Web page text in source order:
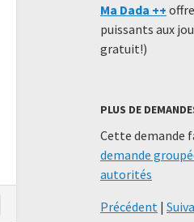
Ma Dada ++
puissants aux
gratuit!)
PLUS DE
Cette demande
demande
autorités
Précédent |